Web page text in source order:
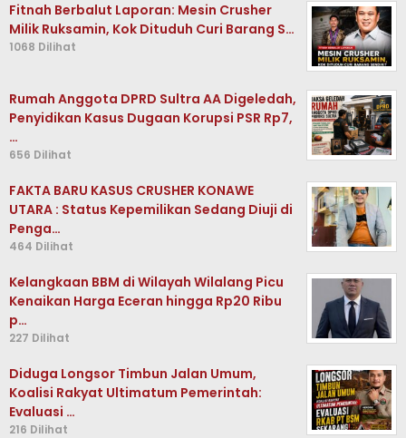
Fitnah Berbalut Laporan: Mesin Crusher
Milik Ruksamin, Kok Dituduh Curi Barang S…
1068 Dilihat
Rumah Anggota DPRD Sultra AA Digeledah,
Penyidikan Kasus Dugaan Korupsi PSR Rp7,
…
656 Dilihat
FAKTA BARU KASUS CRUSHER KONAWE
UTARA : Status Kepemilikan Sedang Diuji di
Penga…
464 Dilihat
Kelangkaan BBM di Wilayah Wilalang Picu
Kenaikan Harga Eceran hingga Rp20 Ribu
p…
227 Dilihat
Diduga Longsor Timbun Jalan Umum,
Koalisi Rakyat Ultimatum Pemerintah:
Evaluasi …
216 Dilihat